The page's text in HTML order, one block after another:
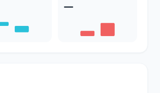
—